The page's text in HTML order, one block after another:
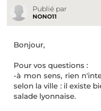
Publié par
NONO11
Bonjour,
Pour vos questions :
-à mon sens, rien
selon la ville : il existe
salade lyonnaise.